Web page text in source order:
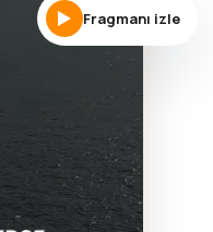
Fragmanı izle